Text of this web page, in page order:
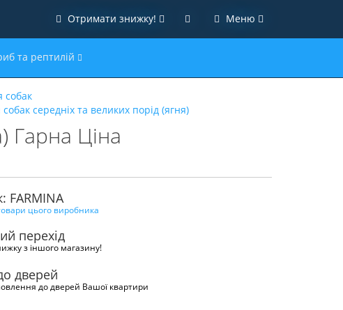
Отримати знижку! Меню
та рептилій
собак
середніх та великих порід (ягня)
Гарна Ціна
FARMINA
цього виробника
перехід
з іншого магазину!
дверей
до дверей Вашої квартири